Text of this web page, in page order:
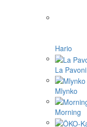
Hario
La Pavoni
Mlynko
Morning